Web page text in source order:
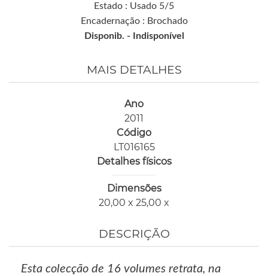
Estado : Usado 5/5
Encadernação : Brochado
Disponib. -
Indisponível
MAIS DETALHES
Ano
2011
Código
LT016165
Detalhes físicos
Dimensões
20,00 x 25,00 x
DESCRIÇÃO
Esta colecção de 16 volumes retrata, na